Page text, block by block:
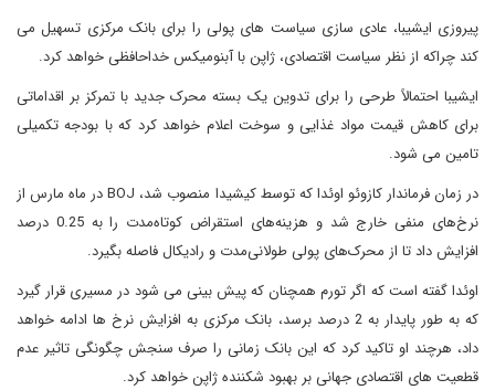
پیروزی ایشیبا، عادی سازی سیاست های پولی را برای بانک مرکزی تسهیل می
کند چراکه از نظر سیاست اقتصادی، ژاپن با آبنومیکس خداحافظی خواهد کرد.
ایشیبا احتمالاً طرحی را برای تدوین یک بسته محرک جدید با تمرکز بر اقداماتی
برای کاهش قیمت مواد غذایی و سوخت اعلام خواهد کرد که با بودجه تکمیلی
تامین می شود.
در زمان فرماندار کازوئو اوئدا که توسط کیشیدا منصوب شد، BOJ در ماه مارس از
نرخ‌های منفی خارج شد و هزینه‌های استقراض کوتاه‌مدت را به 0.25 درصد
افزایش داد تا از محرک‌های پولی طولانی‌مدت و رادیکال فاصله بگیرد.
اوئدا گفته است که اگر تورم همچنان که پیش بینی می شود در مسیری قرار گیرد
که به طور پایدار به 2 درصد برسد، بانک مرکزی به افزایش نرخ ها ادامه خواهد
داد، هرچند او تاکید کرد که این بانک زمانی را صرف سنجش چگونگی تاثیر عدم
قطعیت های اقتصادی جهانی بر بهبود شکننده ژاپن خواهد کرد.